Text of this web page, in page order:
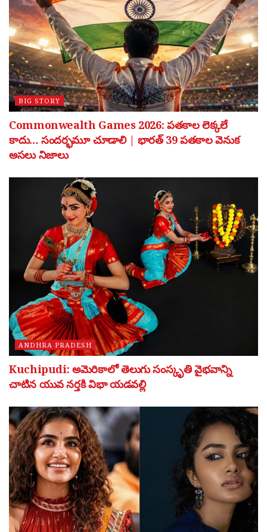
BIG STORY
Commonwealth Games 2026: పతకాల లెక్కలే
కాదు… సందర్భమూ చూడాలి | భారత్ 39 పతకాల వెనుక
అసలు నిజాలు
ANDHRA PRADESH
Kuchipudi: అమెరికాలో తెలుగు సంస్కృతి వైభవాన్ని
చాటిన యువ నర్తకి విభా యడవల్లి